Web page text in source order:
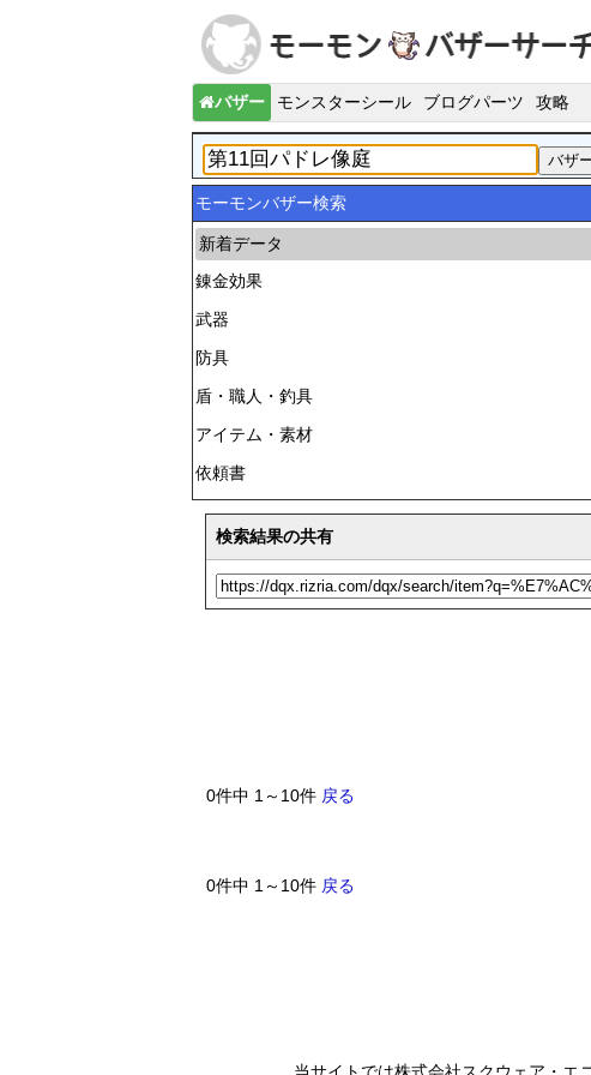
バザー モンスターシール ブログパーツ 攻略
モーモンバザー検索
新着データ
錬金効果
武器
防具
盾・職人・釣具
アイテム・素材
依頼書
検索結果の共有
0件中 1～10件 戻る
0件中 1～10件 戻る